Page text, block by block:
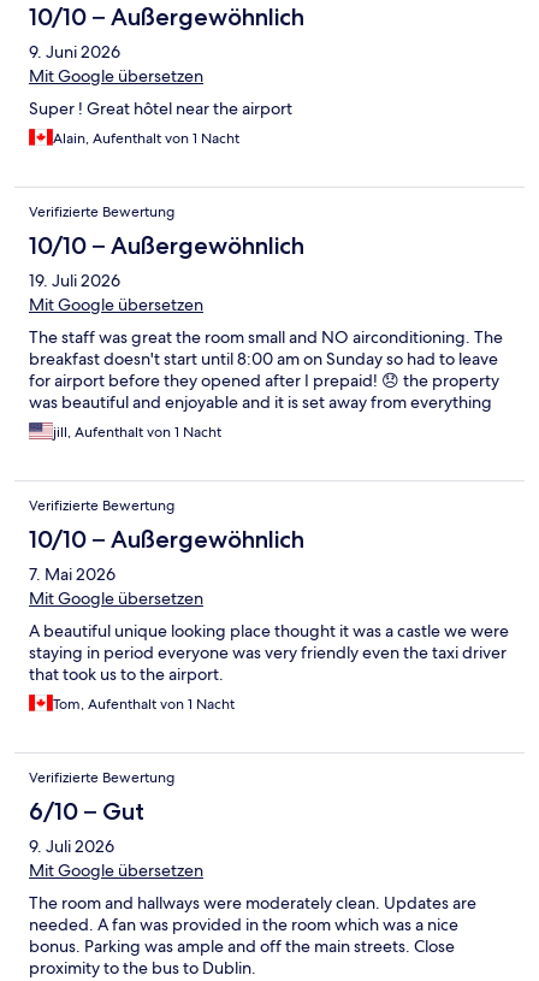
10/10 – Außergewöhnlich
9. Juni 2026
Mit Google übersetzen
Super ! Great hôtel near the airport
Alain, Aufenthalt von 1 Nacht
Verifizierte Bewertung
10/10 – Außergewöhnlich
19. Juli 2026
Mit Google übersetzen
The staff was great the room small and NO airconditioning. The
breakfast doesn't start until 8:00 am on Sunday so had to leave
for airport before they opened after I prepaid! 😞 the property
was beautiful and enjoyable and it is set away from everything
jill, Aufenthalt von 1 Nacht
Verifizierte Bewertung
10/10 – Außergewöhnlich
7. Mai 2026
Mit Google übersetzen
A beautiful unique looking place thought it was a castle we were
staying in period everyone was very friendly even the taxi driver
that took us to the airport.
Tom, Aufenthalt von 1 Nacht
Verifizierte Bewertung
6/10 – Gut
9. Juli 2026
Mit Google übersetzen
The room and hallways were moderately clean. Updates are
needed. A fan was provided in the room which was a nice
bonus. Parking was ample and off the main streets. Close
proximity to the bus to Dublin.